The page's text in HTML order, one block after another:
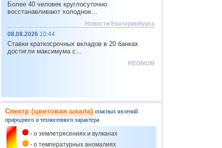
03.06
Республика Саха (Якутия)
Аварийная посадка самолета
в Якутии
04.06
ЯНАО
Климат,
вертолета в Томской области
04.06
Китай
Оползень в Китае
Климат,
04.06
Земля
Более 40 человек круглосуточно
восстанавливают холодное...
Новости Екатеринбурга
08.08.2026 10:44
Ставки краткосрочных вкладов в 20 банках
достигли максимума с...
REGNUM
Спектр (цветовая шкала)опасных явлений
природного и техногенного характера
- о землетрясениях и вулканах
- о температурных аномалиях